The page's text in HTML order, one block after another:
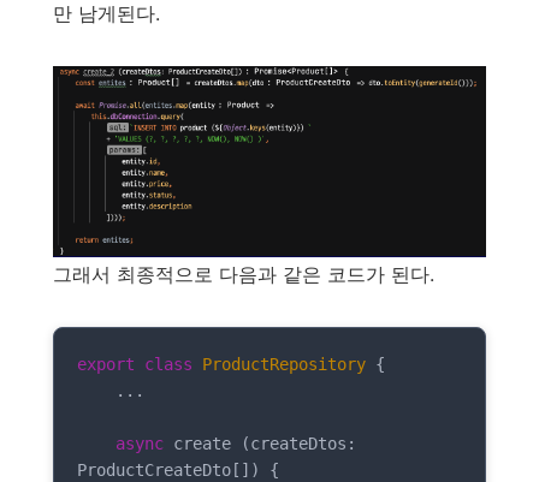
만 남게된다.
그래서 최종적으로 다음과 같은 코드가 된다.
export class ProductRepository {
async create (createDtos:
ProductCreateDto[]) {